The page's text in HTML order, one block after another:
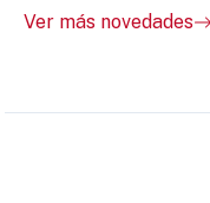
Ver más novedades